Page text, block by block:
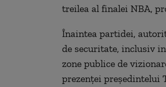
treilea al finalei NBA,
Înaintea partidei,
de securitate, inclusiv
zone publice de
prezenței președintelui